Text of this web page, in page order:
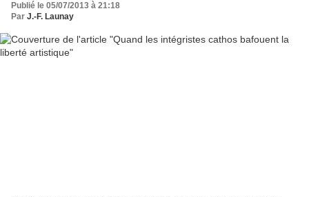
Publié le 05/07/2013 à 21:18
Par J.-F. Launay